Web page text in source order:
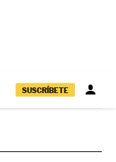
SUSCRÍBETE